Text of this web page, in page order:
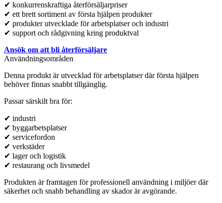
✔ konkurrenskraftiga återförsäljarpriser
✔ ett brett sortiment av första hjälpen produkter
✔ produkter utvecklade för arbetsplatser och industri
✔ support och rådgivning kring produktval
Ansök om att bli återförsäljare
Användningsområden
Denna produkt är utvecklad för arbetsplatser där första hjälpen
behöver finnas snabbt tillgänglig.
Passar särskilt bra för:
✔ industri
✔ byggarbetsplatser
✔ servicefordon
✔ verkstäder
✔ lager och logistik
✔ restaurang och livsmedel
Produkten är framtagen för professionell användning i miljöer där
säkerhet och snabb behandling av skador är avgörande.